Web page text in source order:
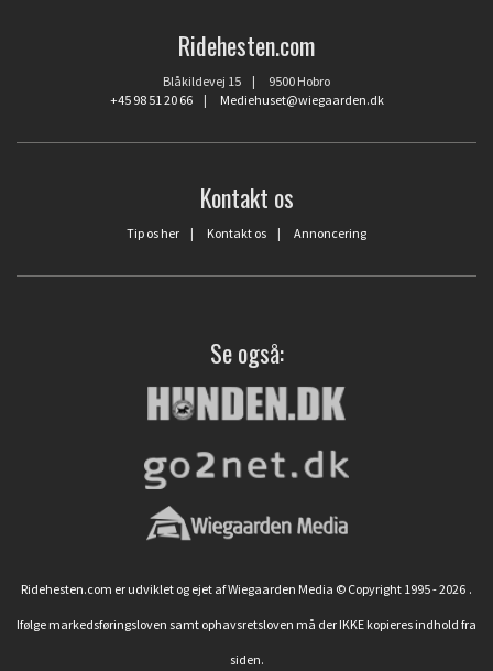
Ridehesten.com
Blåkildevej 15 | 9500 Hobro
+45 98 51 20 66| Mediehuset@wiegaarden.dk
Kontakt os
Tip os her | Kontakt os | Annoncering
Se også:
Ridehesten.com er udviklet og ejet af Wiegaarden Media © Copyright 1995 - 2026 .
Ifølge markedsføringsloven samt ophavsretsloven må der IKKE kopieres indhold fra
siden.